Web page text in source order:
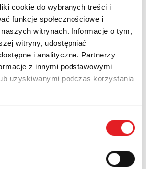
cookie do wybranych treści i
funkcje społecznościowe i
witrynach. Informacje o tym,
witryny, udostępniać
i analityczne. Partnerzy
z innymi podstawowymi
uzyskiwanymi podczas korzystania
*